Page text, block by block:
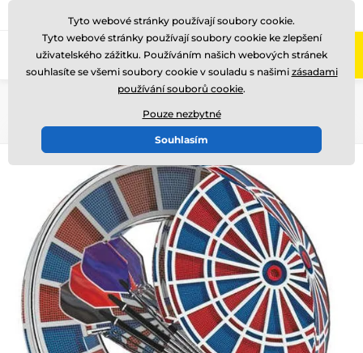
Zavolejte nám (Po-Pá 8-17)
Tyto webové stránky používají soubory cookie.
Tyto webové stránky používají soubory cookie ke zlepšení
uživatelského zážitku. Používáním našich webových stránek
souhlasíte se všemi soubory cookie v souladu s našimi zásadami
používání souborů cookie.
Pouze nezbytné
Souhlasím